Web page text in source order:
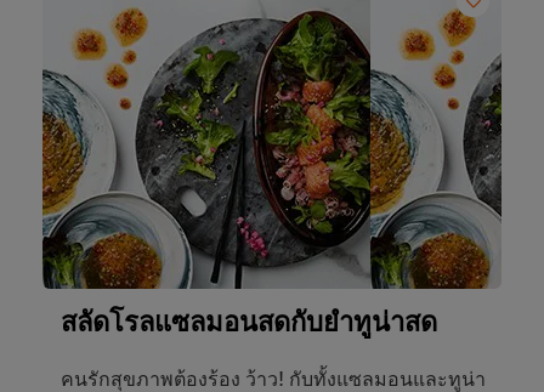
สลัดโรลแซลมอนสดกับยำทูน่าสด
คนรักสุขภาพต้องร้อง ว้าว! กับทั้งแซลมอนและทูน่า